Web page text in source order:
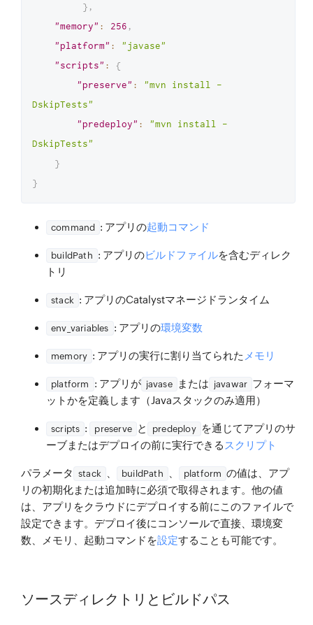
} ,
"memory" : 256 ,
"platform" :
"javase"
"scripts" :
{
"preserve" :
"mvn install -
DskipTests"
"predeploy" :
"mvn install -
DskipTests"
}
}
command : アプリの起動コマンド
buildPath : アプリのビルドファイルを含むディレク
トリ
stack : アプリのCatalystマネージドランタイム
env_variables : アプリの環境変数
memory : アプリの実行に割り当てられた メモリ
platform : アプリが javase または javawar フォーマ
ットかを定義します（Javaスタックのみ適用）
scripts : preserve と predeploy
を通じてアプリのサ
ーブまたはデプロイの前に実行できる スクリプト
パラメータ stack buildPath platform の値は、アプ
リの初期化または追加時に必須で取得されます。他の値
は、アプリをクラウドにデプロイする前にこのファイルで
設定できます。デプロイ後にコンソールで直接、環境変
数、メモリ、起動コマンドを設定することも可能です。
ソースディレクトリとビルドパス